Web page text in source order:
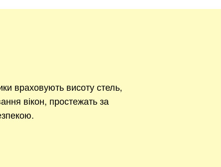
враховують висоту стель,
вікон, простежать за